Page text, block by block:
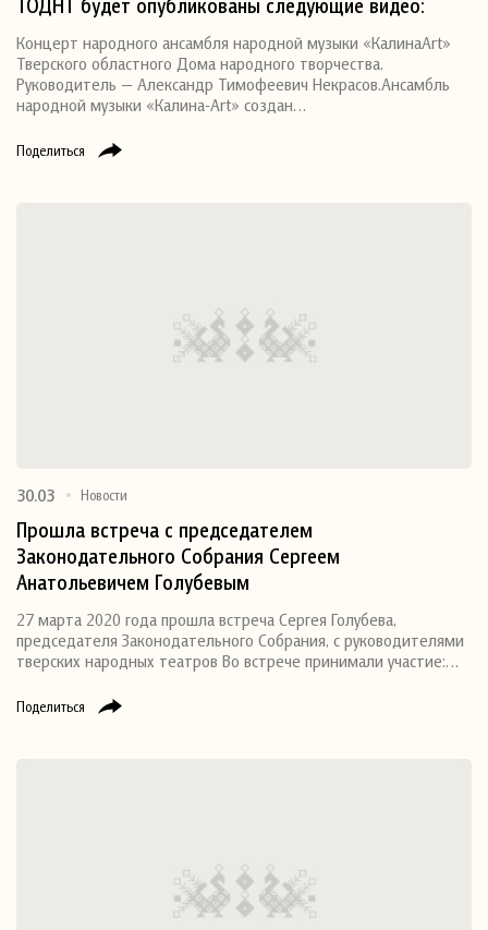
Поделиться
Концерт народного ансамбля народной музыки «КалинаArt»
Тверского областного Дома народного творчества.
Руководитель — Александр Тимофеевич Некрасов.Ансамбль
народной музыки «Калина-Art» создан…
Поделиться
30.03 Новости
Прошла встреча с председателем
Законодательного Собрания Сергеем
Анатольевичем Голубевым
27 марта 2020 года прошла встреча Сергея Голубева,
председателя Законодательного Собрания, с руководителями
тверских народных театров Во встрече принимали участие:…